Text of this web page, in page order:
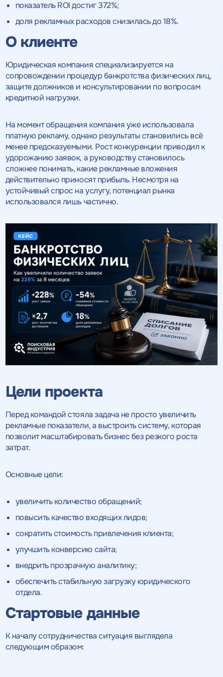
показатель ROI достиг 372%;
доля рекламных расходов снизилась до 18%.
О клиенте
Юридическая компания специализируется на
сопровождении процедур банкротства физических лиц,
защите должников и консультировании по вопросам
кредитной нагрузки.
На момент обращения компания уже использовала
платную рекламу, однако результаты становились всё
менее предсказуемыми. Рост конкуренции приводил к
удорожанию заявок, а руководству становилось
сложнее понимать, какие рекламные вложения
действительно приносят прибыль. Несмотря на
устойчивый спрос на услугу, потенциал рынка
использовался лишь частично.
Цели проекта
Перед командой стояла задача не просто увеличить
рекламные показатели, а выстроить систему, которая
позволит масштабировать бизнес без резкого роста
затрат.
Основные цели:
увеличить количество обращений;
повысить качество входящих лидов;
сократить стоимость привлечения клиента;
улучшить конверсию сайта;
внедрить прозрачную аналитику;
обеспечить стабильную загрузку юридического
отдела.
Стартовые данные
К началу сотрудничества ситуация выглядела
следующим образом: